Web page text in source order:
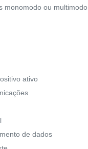
monomodo ou multimodo
ativo
de dados